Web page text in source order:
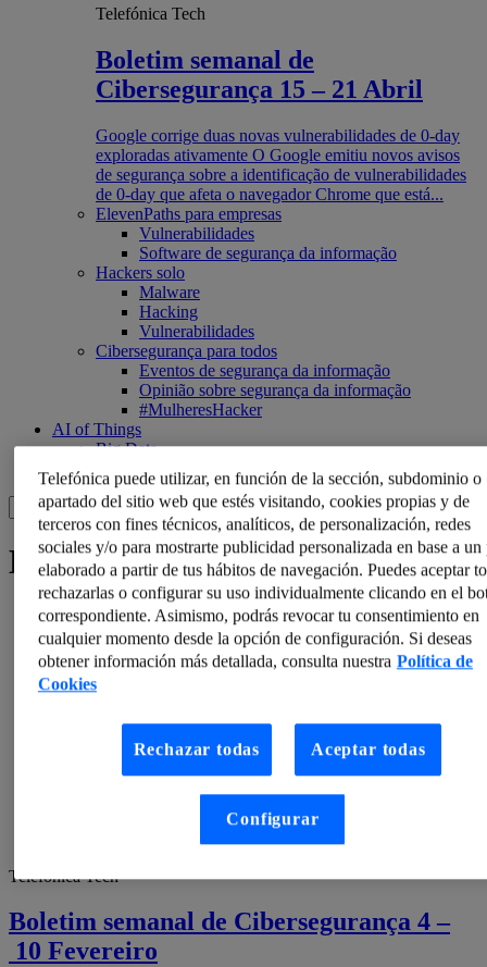
Telefónica Tech
Boletim semanal de
Cibersegurança 15 – 21 Abril
Google corrige duas novas vulnerabilidades de 0-day
exploradas ativamente O Google emitiu novos avisos
de segurança sobre a identificação de vulnerabilidades
de 0-day que afeta o navegador Chrome que está...
ElevenPaths para empresas
Vulnerabilidades
Software de segurança da informação
Hackers solo
Malware
Hacking
Vulnerabilidades
Cibersegurança para todos
Eventos de segurança da informação
Opinião sobre segurança da informação
#MulheresHacker
AI of Things
Big Data
Inteligência Artificial
Equipe ElevenPaths
Telefónica Tech
Boletim semanal de Cibersegurança 4 –
10 Fevereiro
Telefónica puede utilizar, en función de la sección, subdominio o
apartado del sitio web que estés visitando, cookies propias y de
terceros con fines técnicos, analíticos, de personalización, redes
sociales y/o para mostrarte publicidad personalizada en base a
elaborado a partir de tus hábitos de navegación. Puedes aceptar
rechazarlas o configurar su uso individualmente clicando en el
correspondiente. Asimismo, podrás revocar tu consentimiento en
cualquier momento desde la opción de configuración. Si deseas
obtener información más detallada, consulta nuestra Política de
Cookies
Rechazar todas Aceptar todas
Configurar